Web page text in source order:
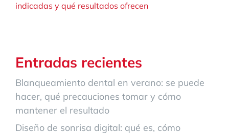
indicadas y qué resultados ofrecen
Entradas recientes
Blanqueamiento dental en verano: se puede
hacer, qué precauciones tomar y cómo
mantener el resultado
Diseño de sonrisa digital: qué es, cómo